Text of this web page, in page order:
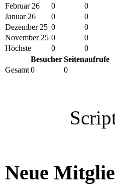
Februar 26
0
0
Januar 26
0
0
Dezember 25 0
0
November 25 0
0
Höchste
0
0
BesucherSeitenaufrufe
Gesamt0 0
Neue